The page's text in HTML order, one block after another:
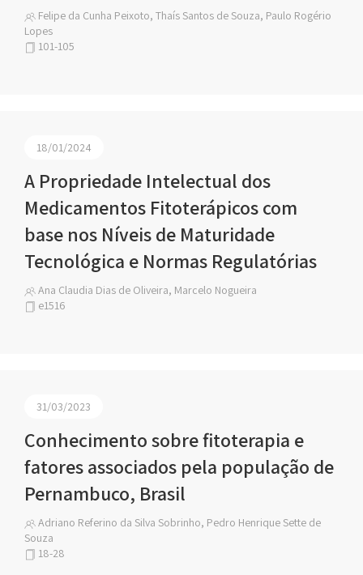
Felipe da Cunha Peixoto, Thaís Santos de Souza, Paulo Rogério
Lopes
101-105
18/01/2024
A Propriedade Intelectual dos
Medicamentos Fitoterápicos com
base nos Níveis de Maturidade
Tecnológica e Normas Regulatórias
Ana Claudia Dias de Oliveira, Marcelo Nogueira
e1516
31/03/2023
Conhecimento sobre fitoterapia e
fatores associados pela população de
Pernambuco, Brasil
Adriano Referino da Silva Sobrinho, Pedro Henrique Sette de
Souza
18-28